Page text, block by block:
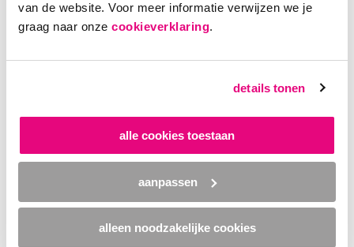
van de website. Voor meer informatie verwijzen we je
graag naar onze cookieverklaring.
details tonen
alle cookies toestaan
aanpassen
alleen noodzakelijke cookies
Application error: a client-side exception has occurred (see the